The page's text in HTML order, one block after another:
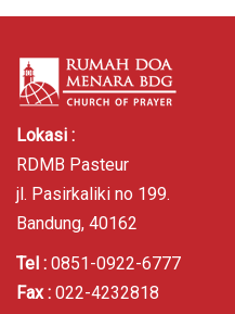
Lokasi :
RDMB Pasteur
jl. Pasirkaliki no 199.
Bandung, 40162
Tel : 0851-0922-6777
Fax : 022-4232818